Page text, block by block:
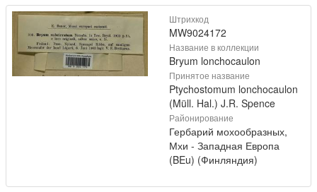
Штрихкод
MW9024172
Название в коллекции
Bryum lonchocaulon
Принятое название
Ptychostomum lonchocaulon
(Müll. Hal.) J.R. Spence
Районирование
Гербарий мохообразных,
Мхи - Западная Европа
(BEu) (Финляндия)